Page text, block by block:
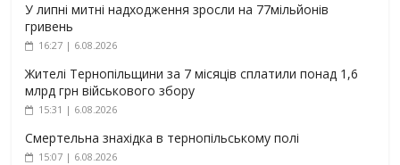
У липні митні надходження зросли на 77мільйонів
гривень
16:27 | 6.08.2026
Жителі Тернопільщини за 7 місяців сплатили понад 1,6
млрд грн військового збору
15:31 | 6.08.2026
Смертельна знахідка в тернопільському полі
15:07 | 6.08.2026